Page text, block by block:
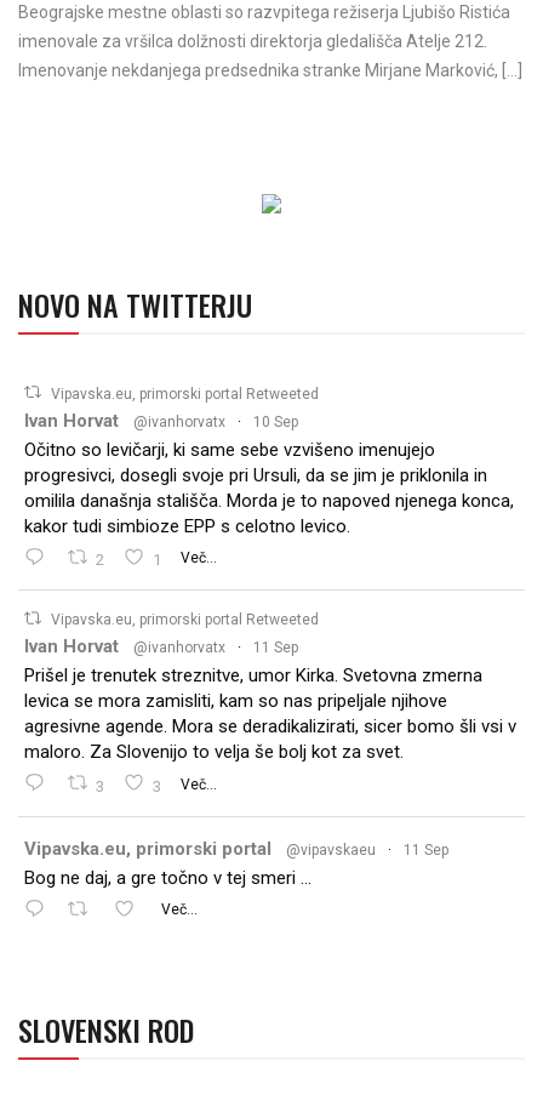
Beograjske mestne oblasti so razvpitega režiserja Ljubišo Ristića
imenovale za vršilca dolžnosti direktorja gledališča Atelje 212.
Imenovanje nekdanjega predsednika stranke Mirjane Marković, […]
NOVO NA TWITTERJU
Vipavska.eu, primorski portal Retweeted
Ivan Horvat @ivanhorvatx · 10 Sep
Očitno so levičarji, ki same sebe vzvišeno imenujejo
progresivci, dosegli svoje pri Ursuli, da se jim je priklonila in
omilila današnja stališča. Morda je to napoved njenega konca,
kakor tudi simbioze EPP s celotno levico.
2 1 Več...
Vipavska.eu, primorski portal Retweeted
Ivan Horvat @ivanhorvatx · 11 Sep
Prišel je trenutek streznitve, umor Kirka. Svetovna zmerna
levica se mora zamisliti, kam so nas pripeljale njihove
agresivne agende. Mora se deradikalizirati, sicer bomo šli vsi v
maloro. Za Slovenijo to velja še bolj kot za svet.
3 3 Več...
Vipavska.eu, primorski portal @vipavskaeu · 11 Sep
Bog ne daj, a gre točno v tej smeri …
Več...
SLOVENSKI ROD